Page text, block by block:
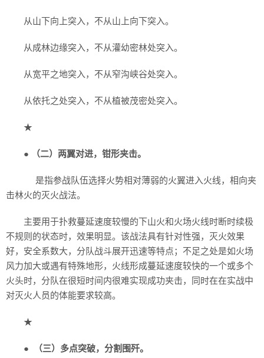
从山下向上突入，不从山上向下突入。
从成林边缘突入，不从灌幼密林处突入。
从宽平之地突入，不从窄沟峡谷处突入。
从依托之处突入，不从植被茂密处突入。
★
● （二）两翼对进，钳形夹击。
是指参战队伍选择火势相对薄弱的火翼进入火线，相向夹
击林火的灭火战法。
主要用于扑救蔓延速度较慢的下山火和火场火线时断时续极
不规则的状态时，效果明显。该战法具有针对性强，灭火效果
好，安全系数大，分队战斗展开迅速等特点；不足之处是如火场
风力加大或遇有特殊地形，火线形成蔓延速度较快的一个或多个
火头时，分队在很短时间内很难实现成功夹击，同时在在实战中
对灭火人员的体能要求较高。
★
● （三）多点突破，分割围歼。